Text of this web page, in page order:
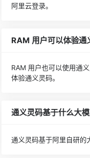
阿里云登录。
RAM 用户可以体验通
RAM 用户也可以使用通
体验通义灵码。
通义灵码基于什么大模
通义灵码基于阿里自研的